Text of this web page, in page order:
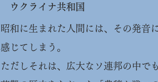
ウクライナ共和国
昭和に生まれた人間には、その発音
感じてしまう。
ただしそれは、広大なソ連邦の中で